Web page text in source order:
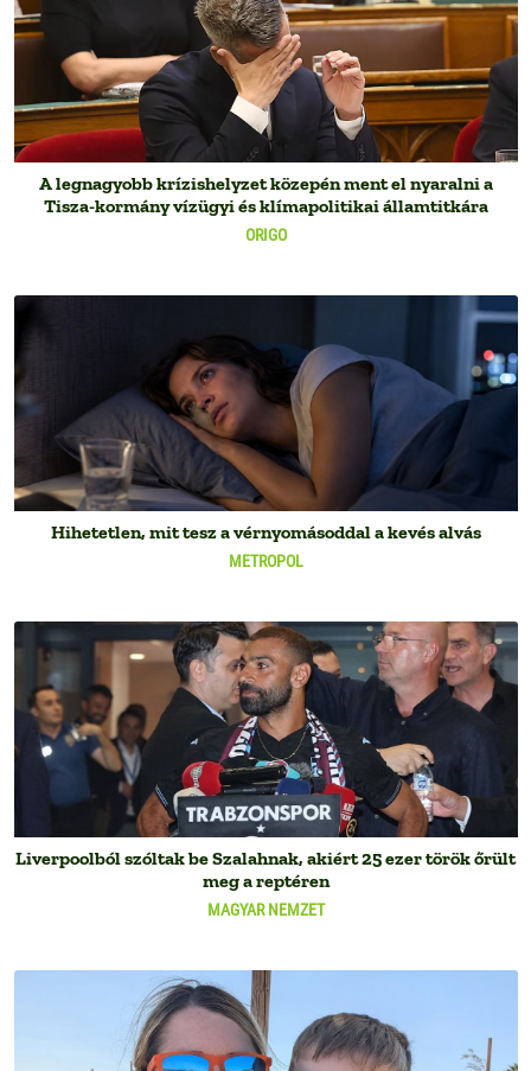
ORIGO
A legnagyobb krízishelyzet közepén ment el nyaralni a
Tisza-kormány vízügyi és klímapolitikai államtitkára
METROPOL
Hihetetlen, mit tesz a vérnyomásoddal a kevés alvás
MAGYAR NEMZET
Liverpoolból szóltak be Szalahnak, akiért 25 ezer török őrült
meg a reptéren